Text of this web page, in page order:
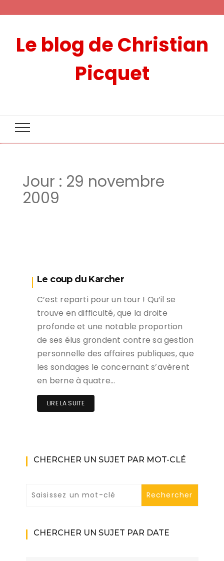
Le blog de Christian
Picquet
Jour : 29 novembre
2009
Le coup du Karcher
C’est reparti pour un tour ! Qu’il se
trouve en difficulté, que la droite
profonde et une notable proportion
de ses élus grondent contre sa gestion
personnelle des affaires publiques, que
les sondages le concernant s’avèrent
en berne à quatre…
LIRE LA SUITE
CHERCHER UN SUJET PAR MOT-CLÉ
CHERCHER UN SUJET PAR DATE